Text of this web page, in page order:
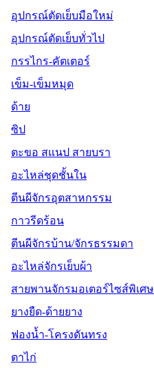
อุปกรณ์ตัดเย็บมือใหม่
อุปกรณ์ตัดเย็บทั่วไป
กรรไกร-คัตเตอร์
เข็ม-เข็มหมุด
ด้าย
ซิป
ตะขอ สแนป สายบรา
อะไหล่ชุดชั้นใน
ตีนผีจักรอุตสาหกรรม
กาวรีดร้อน
ตีนผีจักรบ้าน/จักรธรรมดา
อะไหล่จักรเย็บผ้า
สายพานจักรมอเตอร์ไซส์พิเศษ
ยางยืด-ด้ายยาง
ฟองน้ำ-โครงดันทรง
ตาไก่